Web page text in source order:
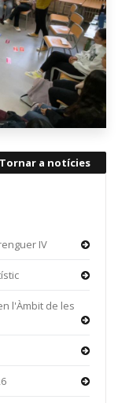
Tornar a notícies
IV
l'Àmbit de les